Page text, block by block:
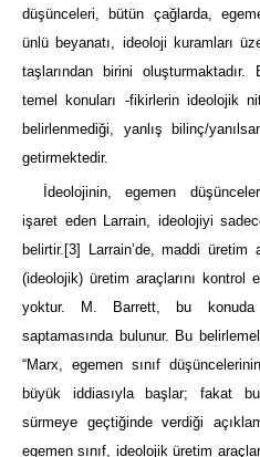
düşünceleri, bütün çağlarda,
ünlü beyanatı, ideoloji kuramları
taşlarından birini
temel konuları -fikirlerin ideolojik
belirlenmediği, yanlış bilinç/
getirmektedir.
İdeolojinin, egemen
işaret eden Larrain, ideolojiyi
belirtir. [3]
Larrain’de, maddi üretim
(ideolojik) üretim araçlarını kontrol
yoktur. M. Barrett, bu
saptamasında bulunur. Bu
“Marx, egemen sınıf
büyük iddiasıyla başlar; fakat
sürmeye geçtiğinde verdiği
egemen sınıf, ideolojik üretim